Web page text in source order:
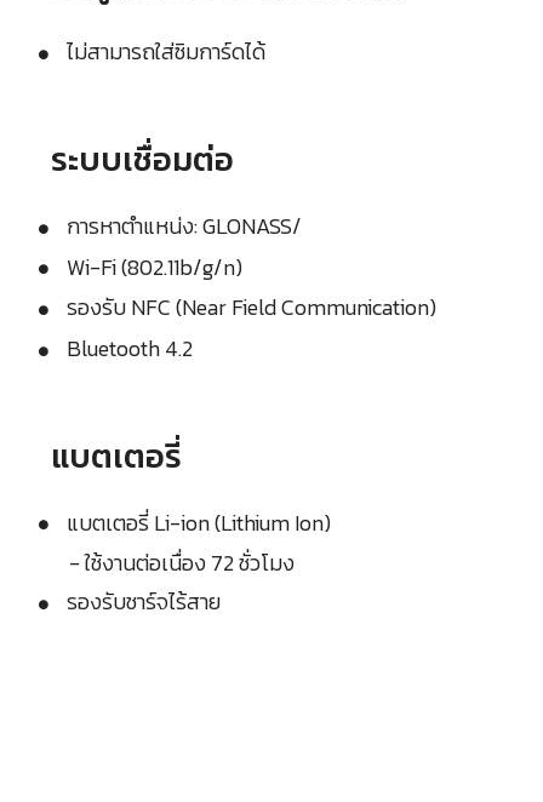
ไม่สามารถใส่ซิมการ์ดได้
ระบบเชื่อมต่อ
การหาตำแหน่ง: GLONASS/
Wi-Fi (802.11b/g/n)
รองรับ NFC (Near Field Communication)
Bluetooth 4.2
แบตเตอรี่
แบตเตอรี่ Li-ion (Lithium Ion)
- ใช้งานต่อเนื่อง 72 ชั่วโมง
รองรับชาร์จไร้สาย